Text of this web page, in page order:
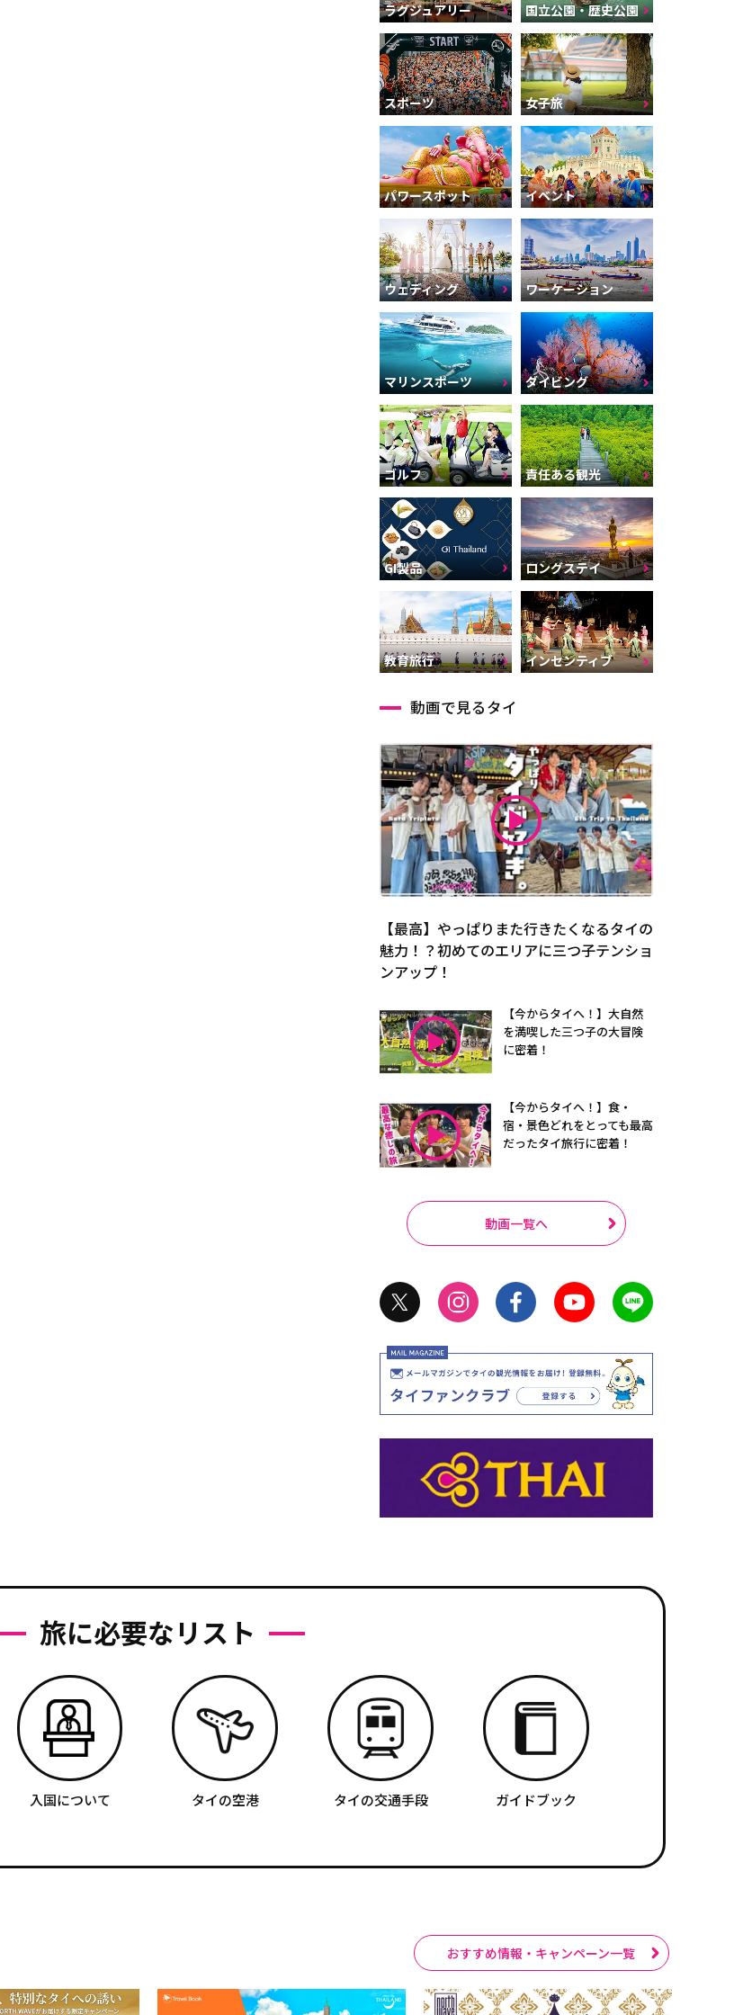
ラグジュアリー 国立公園・歴史公園
スポーツ 女子旅
パワースポット イベント
ウェディング ワーケーション
マリンスポーツ ダイビング
ゴルフ 責任ある観光
GI製品 ロングステイ
教育旅行 インセンティブ
動画で見るタイ
【最高】やっぱりまた行きたくなるタイの
魅力！？初めてのエリアに三つ子テンショ
ンアップ！
【今からタイへ！】大自然
を満喫した三つ子の大冒険
に密着！
【今からタイへ！】食・
宿・景色どれをとっても最高
だったタイ旅行に密着！
動画一覧へ
旅に必要なリスト
入国について タイの空港 タイの交通手段 ガイドブック
おすすめ情報・キャンペーン一覧